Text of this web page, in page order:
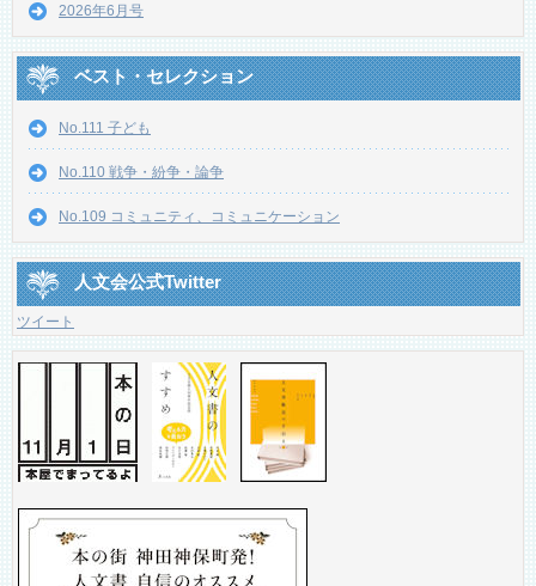
2026年6月号
ベスト・セレクション
No.111 子ども
No.110 戦争・紛争・論争
No.109 コミュニティ、コミュニケーション
人文会公式Twitter
ツイート